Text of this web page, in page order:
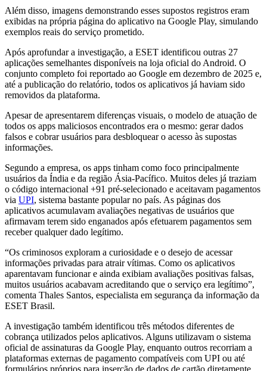
Além disso, imagens demonstrando esses supostos registros eram
exibidas na própria página do aplicativo na Google Play, simulando
exemplos reais do serviço prometido.
Após aprofundar a investigação, a ESET identificou outras 27
aplicações semelhantes disponíveis na loja oficial do Android. O
conjunto completo foi reportado ao Google em dezembro de 2025 e,
até a publicação do relatório, todos os aplicativos já haviam sido
removidos da plataforma.
Apesar de apresentarem diferenças visuais, o modelo de atuação de
todos os apps maliciosos encontrados era o mesmo: gerar dados
falsos e cobrar usuários para desbloquear o acesso às supostas
informações.
Segundo a empresa, os apps tinham como foco principalmente
usuários da Índia e da região Ásia-Pacífico. Muitos deles já traziam
o código internacional +91 pré-selecionado e aceitavam pagamentos
via UPI, sistema bastante popular no país. As páginas dos
aplicativos acumulavam avaliações negativas de usuários que
afirmavam terem sido enganados após efetuarem pagamentos sem
receber qualquer dado legítimo.
“Os criminosos exploram a curiosidade e o desejo de acessar
informações privadas para atrair vítimas. Como os aplicativos
aparentavam funcionar e ainda exibiam avaliações positivas falsas,
muitos usuários acabavam acreditando que o serviço era legítimo”,
comenta Thales Santos, especialista em segurança da informação da
ESET Brasil.
A investigação também identificou três métodos diferentes de
cobrança utilizados pelos aplicativos. Alguns utilizavam o sistema
oficial de assinaturas da Google Play, enquanto outros recorriam a
plataformas externas de pagamento compatíveis com UPI ou até
formulários próprios para inserção de dados de cartão diretamente